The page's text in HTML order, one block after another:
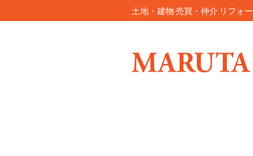
to
土地・建物 売買・仲介 リフォ